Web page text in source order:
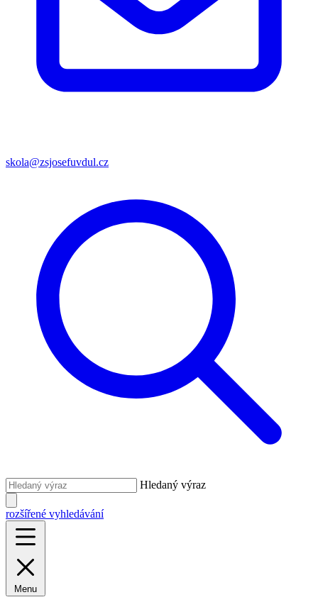
skola@zsjosefuvdul.cz
Hledaný výraz
rozšířené vyhledávání
Menu